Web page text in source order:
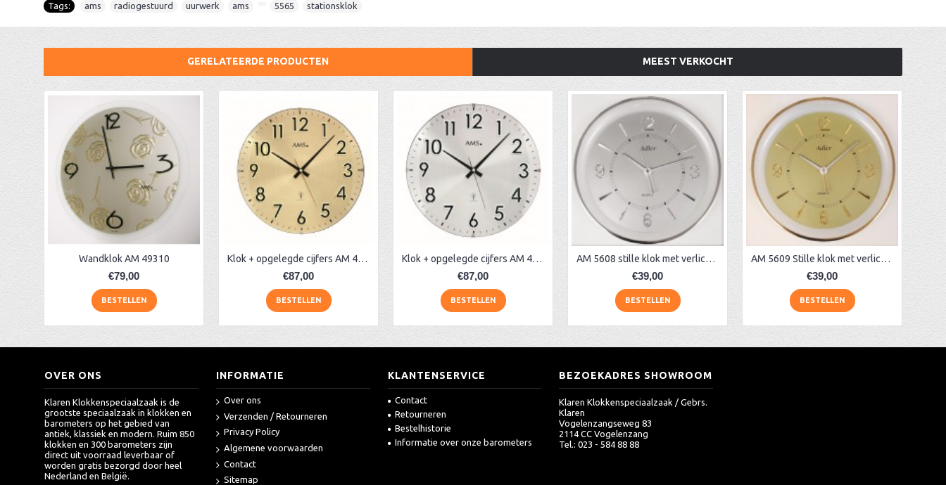
Tags: ams radiogestuurd uurwerk ams 5565 stationsklok
GERELATEERDE PRODUCTEN MEEST VERKOCHT
Wandklok AM 49310
€79,00
BESTELLEN
Klok + opgelegde cijfers AM 45974, matmessing
€87,00
BESTELLEN
Klok + opgelegde cijfers AM 45973, matchroom
€87,00
BESTELLEN
AM 5608 stille klok met verlichting
€39,00
BESTELLEN
AM 5609 Stille klok met verlichting
€39,00
BESTELLEN
OVER ONS
Klaren Klokkenspeciaalzaak is de
grootste speciaalzaak in klokken en
barometers op het gebied van
antiek, klassiek en modern. Ruim 850
klokken en 300 barometers zijn
direct uit voorraad leverbaar of
worden gratis bezorgd door heel
Nederland en België.
INFORMATIE
Over ons
Verzenden / Retourneren
Privacy Policy
Algemene voorwaarden
Contact
Sitemap
KLANTENSERVICE
Contact
Retourneren
Bestelhistorie
Informatie over onze barometers
BEZOEKADRES SHOWROOM
Klaren Klokkenspeciaalzaak / Gebrs.
Klaren
Vogelenzangseweg 83
2114 CC Vogelenzang
Tel.: 023 - 584 88 88